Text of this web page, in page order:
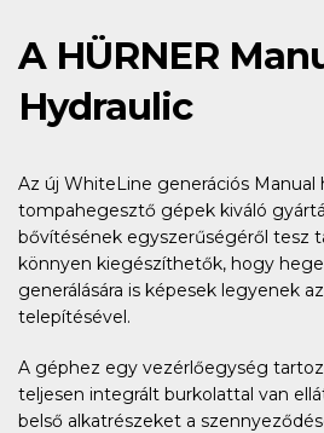
A HÜRNER
Hydraulic
Az új WhiteLine generációs Manual
tompahegesztő gépek kiváló
bővítésének egyszerűségéről tesz
könnyen kiegészíthetők, hogy
generálására is képesek legyenek
telepítésével.
A géphez egy vezérlőegység
teljesen integrált burkolattal van
belső alkatrészeket a